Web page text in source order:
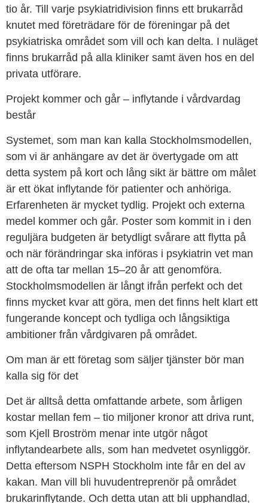
tio år. Till varje psykiatridivision finns ett brukarråd
knutet med företrädare för de föreningar på det
psykiatriska området som vill och kan delta. I nuläget
finns brukarråd på alla kliniker samt även hos en del
privata utförare.
Projekt kommer och går – inflytande i vårdvardag
består
Systemet, som man kan kalla Stockholmsmodellen,
som vi är anhängare av det är övertygade om att
detta system på kort och lång sikt är bättre om målet
är ett ökat inflytande för patienter och anhöriga.
Erfarenheten är mycket tydlig. Projekt och externa
medel kommer och går. Poster som kommit in i den
reguljära budgeten är betydligt svårare att flytta på
och när förändringar ska införas i psykiatrin vet man
att de ofta tar mellan 15–20 år att genomföra.
Stockholmsmodellen är långt ifrån perfekt och det
finns mycket kvar att göra, men det finns helt klart ett
fungerande koncept och tydliga och långsiktiga
ambitioner från vårdgivaren på området.
Om man är ett företag som säljer tjänster bör man
kalla sig för det
Det är alltså detta omfattande arbete, som årligen
kostar mellan fem – tio miljoner kronor att driva runt,
som Kjell Broström menar inte utgör något
inflytandearbete alls, som han medvetet osynliggör.
Detta eftersom NSPH Stockholm inte får en del av
kakan. Man vill bli huvudentreprenör på området
brukarinflytande. Och detta utan att bli upphandlad,